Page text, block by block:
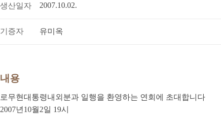
생산일자 2007.10.02.
기증자 유미옥
내용
로무현대통령내외분과 일행을 환영하는 연회에 초대합니다
2007년10월2일 19시